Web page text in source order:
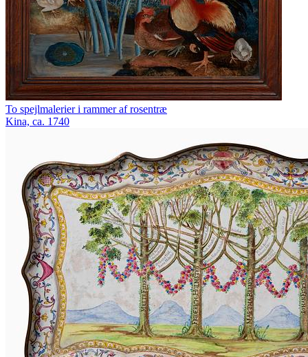
To spejlmalerier i rammer af rosentræ
Kina, ca. 1740